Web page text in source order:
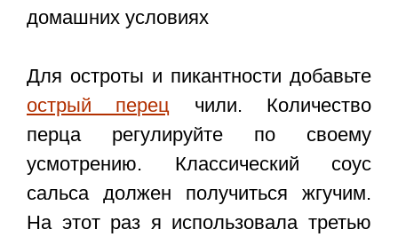
Для остроты и пикантности добавьте
острый перец чили. Количество
перца регулируйте по своему
усмотрению. Классический соус
сальса должен получиться жгучим.
На этот раз я использовала третью